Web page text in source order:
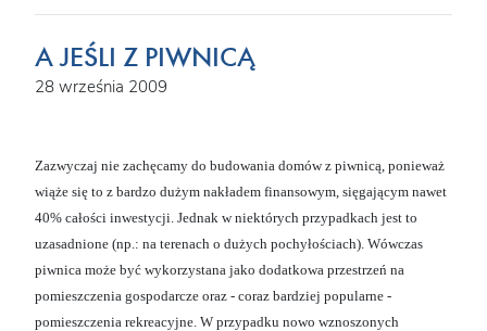
A JEŚLI Z PIWNICĄ
28 września 2009
Zazwyczaj nie zachęcamy do budowania domów z piwnicą, ponieważ
wiąże się to z bardzo dużym nakładem finansowym, sięgającym nawet
40% całości inwestycji. Jednak w niektórych przypadkach jest to
uzasadnione (np.: na terenach o dużych pochyłościach). Wówczas
piwnica może być wykorzystana jako dodatkowa przestrzeń na
pomieszczenia gospodarcze oraz - coraz bardziej popularne -
pomieszczenia rekreacyjne. W przypadku nowo wznoszonych